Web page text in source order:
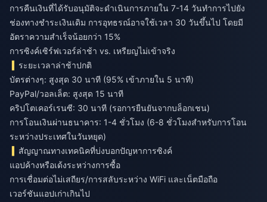
การคืนเงินที่ได้รับอนุมัติจะดำเนินการภายใน 7-14 วันทำการไปยัง
ช่องทางชำระเงินเดิม การอุทธรณ์อาจใช้เวลา 30 วันขึ้นไป โดยมี
อัตราความสำเร็จน้อยกว่า 15%
การซิงค์เซิร์ฟเวอร์ล่าช้า vs. เหรียญไม่เข้าจริง
ระยะเวลาล่าช้าปกติ
บัตรต่างๆ: สูงสุด 30 นาที (95% เข้าภายใน 5 นาที)
PayPal/วอลเล็ต: สูงสุด 15 นาที
คริปโตเคอร์เรนซี: 30 นาที (รอการยืนยันจากบล็อกเชน)
การโอนเงินผ่านธนาคาร: 1-4 ชั่วโมง (6-8 ชั่วโมงสำหรับการโอน
ระหว่างประเทศในวันหยุด)
สัญญาณทางเทคนิคที่บ่งบอกปัญหาการซิงค์
แอปค้างหรือเด้งระหว่างการซื้อ
การเชื่อมต่อไม่เสถียร/การสลับระหว่าง WiFi และเน็ตมือถือ
เวอร์ชันแอปเก่าเกินไป